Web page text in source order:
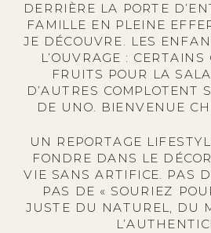
DERRIÈRE LA PORTE
FAMILLE EN PLEINE
JE DÉCOUVRE. LES
L’OUVRAGE : CERTAINS
FRUITS POUR LA
D’AUTRES COMPLOTENT
DE UNO. BIENVENUE
UN REPORTAGE
FONDRE DANS LE
VIE SANS ARTIFICE. PAS
PAS DE « SOURIEZ
JUSTE DU NATUREL, DU